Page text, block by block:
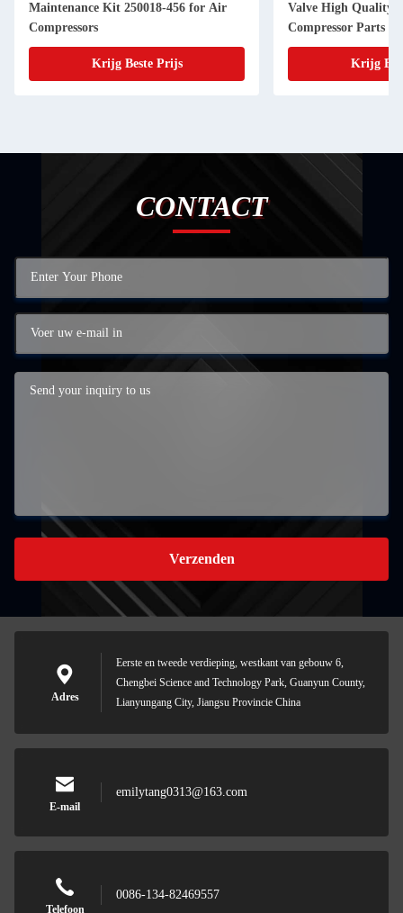
Maintenance Kit 250018-456 for Air
Compressors
Krijg Beste Prijs
Valve High Quality
Compressor Parts
Krijg
CONTACT
Verzenden
Adres
Eerste en tweede verdieping, westkant van gebouw 6,
Chengbei Science and Technology Park, Guanyun County,
Lianyungang City, Jiangsu Provincie China
E-mail
emilytang0313@163.com
Telefoon
0086-134-82469557